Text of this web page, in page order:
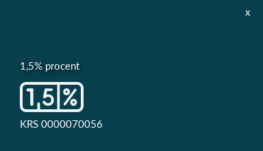
1,5% procent
KRS 0000070056
x